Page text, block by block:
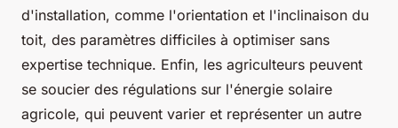
d'installation, comme l'orientation et l'inclinaison du
toit, des paramètres difficiles à optimiser sans
expertise technique. Enfin, les agriculteurs peuvent
se soucier des régulations sur l'énergie solaire
agricole, qui peuvent varier et représenter un autre